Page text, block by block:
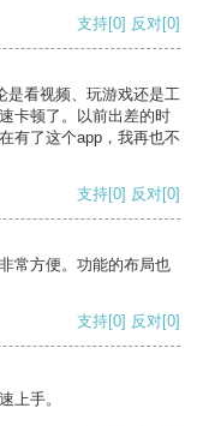
支持[0] 反对[0]
是看视频、玩游戏还是工
卡顿了。以前出差的时
有了这个app，我再也不
支持[0] 反对[0]
常方便。功能的布局也
支持[0] 反对[0]
上手。